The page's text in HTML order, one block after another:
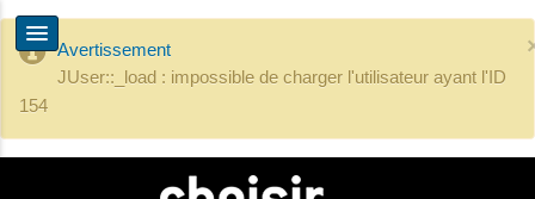
Avertissement
JUser::_load : impossible de charger l'utilisateur ayant l'ID
154